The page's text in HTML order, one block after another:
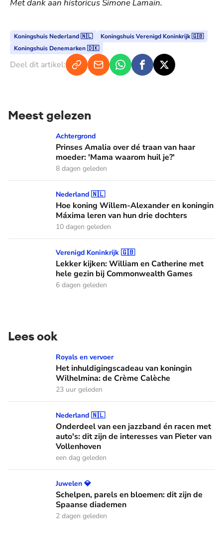
Met dank aan historicus Simone Lamain.
Koningshuis Nederland 🇳🇱
Koningshuis Verenigd Koninkrijk 🇬🇧
Koningshuis Denemarken 🇩🇰
Deel dit artikel:
Meest gelezen
Prinses Amalia over dé traan van haar moeder: 'Mama
Achtergrond
Prinses Amalia over dé traan van haar
moeder: 'Mama waarom huil je?'
8 dagen geleden
Hoe koning Willem-Alexander en koningin Máxima leren
Nederland 🇳🇱
Hoe koning Willem-Alexander en koningin
Máxima leren van hun drie dochters
10 dagen geleden
Lekker kijken: William en Catherine met hele gezin bij
Verenigd Koninkrijk 🇬🇧
Lekker kijken: William en Catherine met
hele gezin bij Commonwealth Games
6 dagen geleden
Lees ook
Het inhuldigingscadeau van koningin Wilhelmina: de
Royals en vervoer
Het inhuldigingscadeau van koningin
Wilhelmina: de Crème Calèche
23 uur geleden
Onderdeel van een jazzband én racen met auto's: dit zijn
Nederland 🇳🇱
Onderdeel van een jazzband én racen met
auto's: dit zijn de interesses van Pieter van
Vollenhoven
een dag geleden
Schelpen, parels en bloemen: dit zijn de Spaanse diademen
Juwelen 💎
Schelpen, parels en bloemen: dit zijn de
Spaanse diademen
2 dagen geleden